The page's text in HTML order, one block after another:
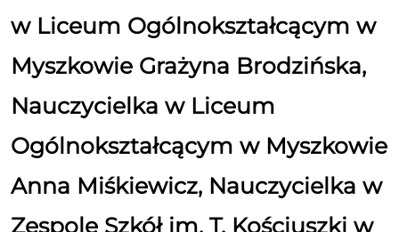
w Liceum Ogólnokształcącym w
Myszkowie Grażyna Brodzińska,
Nauczycielka w Liceum
Ogólnokształcącym w Myszkowie
Anna Miśkiewicz, Nauczycielka w
Zespole Szkół im. T. Kościuszki w